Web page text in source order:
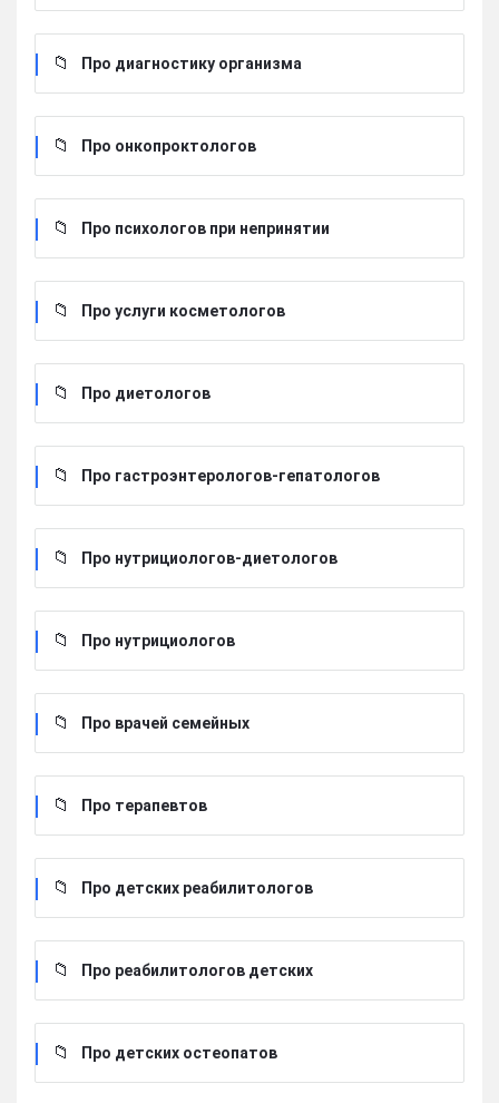
Про диагностику организма
Про онкопроктологов
Про психологов при непринятии
Про услуги косметологов
Про диетологов
Про гастроэнтерологов-гепатологов
Про нутрициологов-диетологов
Про нутрициологов
Про врачей семейных
Про терапевтов
Про детских реабилитологов
Про реабилитологов детских
Про детских остеопатов